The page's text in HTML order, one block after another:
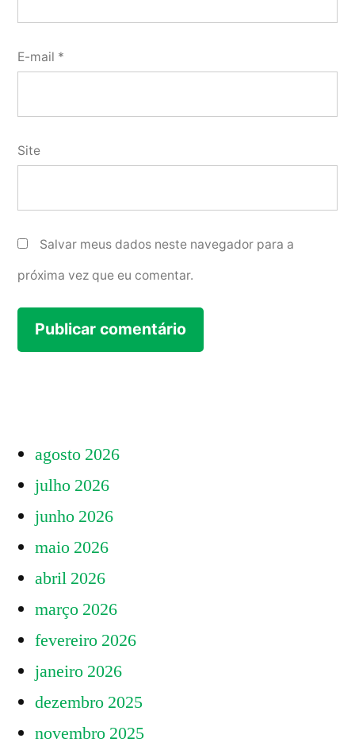
E-mail *
Site
Salvar meus dados neste navegador para a
próxima vez que eu comentar.
agosto 2026
julho 2026
junho 2026
maio 2026
abril 2026
março 2026
fevereiro 2026
janeiro 2026
dezembro 2025
novembro 2025